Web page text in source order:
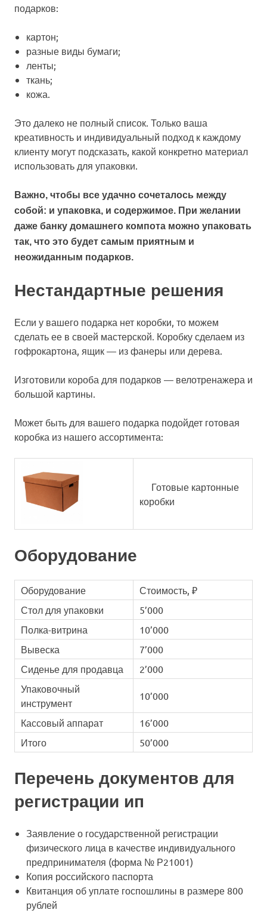
подарков:
картон;
разные виды бумаги;
ленты;
ткань;
кожа.
Это далеко не полный список. Только ваша
креативность и индивидуальный подход к каждому
клиенту могут подсказать, какой конкретно материал
использовать для упаковки.
Важно, чтобы все удачно сочеталось между
собой: и упаковка, и содержимое. При желании
даже банку домашнего компота можно упаковать
так, что это будет самым приятным и
неожиданным подарков.
Нестандартные решения
Если у вашего подарка нет коробки, то можем
сделать ее в своей мастерской. Коробку сделаем из
гофрокартона, ящик — из фанеры или дерева.
Изготовили короба для подарков — велотренажера и
большой картины.
Может быть для вашего подарка подойдет готовая
коробка из нашего ассортимента:
Готовые картонные
коробки
Оборудование
Оборудование
Стоимость, ₽
Стол для упаковки
5’000
Полка-витрина
10’000
Вывеска
7’000
Сиденье для продавца
2’000
Упаковочный
инструмент
10’000
Кассовый аппарат
16’000
Итого
50’000
Перечень документов для
регистрации ип
Заявление о государственной регистрации
физического лица в качестве индивидуального
предпринимателя (форма № Р21001)
Копия российского паспорта
Квитанция об уплате госпошлины в размере 800
рублей